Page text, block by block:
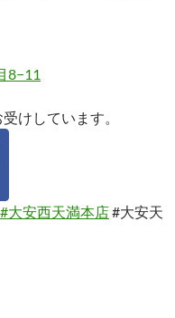
8−11
けしています。
#大安西天満本店#大安天